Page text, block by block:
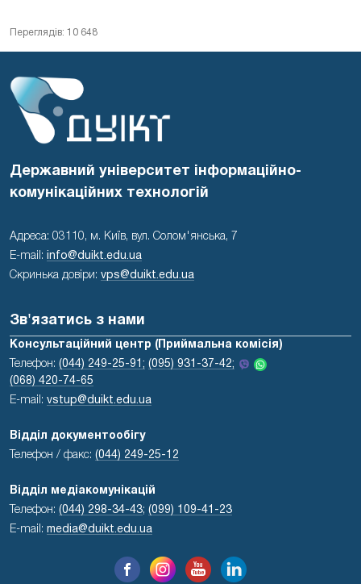
Переглядів: 10 648
Державний університет інформаційно-
комунікаційних технологій
Адреса: 03110, м. Київ, вул. Солом'янська, 7
E-mail:
info@duikt.edu.ua
Скринька довіри: vps@duikt.edu.ua
Зв'язатись з нами
Консультаційний центр (Приймальна комісія)
Телефон: (044) 249-25-91; (095) 931-37-42;
(068) 420-74-65
E-mail: vstup@duikt.edu.ua
Відділ документообігу
Телефон / факс: (044) 249-25-12
Відділ медіакомунікацій
Телефон: (044) 298-34-43; (099) 109-41-23
E-mail: media@duikt.edu.ua